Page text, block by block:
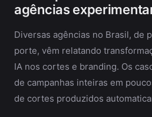
agências
Diversas agências no Brasil, de
porte, vêm relatando
IA nos cortes e branding. Os
de campanhas inteiras em
de cortes produzidos